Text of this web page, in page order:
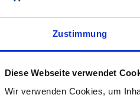
Zustimmung
Diese Webseite verwendet
Wir verwenden Cookies, um
viene aggiornata più volte al
confermata vi verrà comunicata
Corpo
A D L